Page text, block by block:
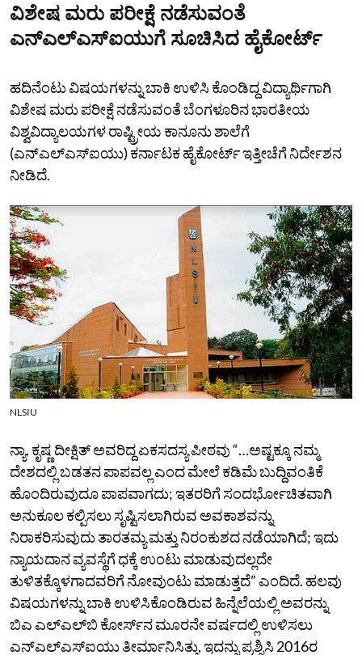
ವಿಶೇಷ ಮರು ಪರೀಕ್ಷೆ ನಡೆಸುವಂತೆ
ಎನ್‌ಎಲ್‌ಎಸ್‌ಐಯುಗೆ ಸೂಚಿಸಿದ ಹೈಕೋರ್ಟ್‌
ಹದಿನೆಂಟು ವಿಷಯಗಳನ್ನು ಬಾಕಿ ಉಳಿಸಿ ಕೊಂಡಿದ್ದ ವಿದ್ಯಾರ್ಥಿಗಾಗಿ
ವಿಶೇಷ ಮರು ಪರೀಕ್ಷೆ ನಡೆಸುವಂತೆ ಬೆಂಗಳೂರಿನ ಭಾರತೀಯ
ವಿಶ್ವವಿದ್ಯಾಲಯಗಳ ರಾಷ್ಟ್ರೀಯ ಕಾನೂನು ಶಾಲೆಗೆ
(ಎನ್‌ಎಲ್‌ಎಸ್‌ಐಯು) ಕರ್ನಾಟಕ ಹೈಕೋರ್ಟ್‌ ಇತ್ತೀಚೆಗೆ ನಿರ್ದೇಶನ
ನೀಡಿದೆ.
NLSIU
ನ್ಯಾ. ಕೃಷ್ಣ ದೀಕ್ಷಿತ್‌ ಅವರಿದ್ದ ಏಕಸದಸ್ಯ ಪೀಠವು “…ಅಷ್ಟಕ್ಕೂ ನಮ್ಮ
ದೇಶದಲ್ಲಿ ಬಡತನ ಪಾಪವಲ್ಲ ಎಂದ ಮೇಲೆ ಕಡಿಮೆ ಬುದ್ದಿವಂತಿಕೆ
ಹೊಂದಿರುವುದೂ ಪಾಪವಾಗದು; ಇತರರಿಗೆ ಸಂದರ್ಭೋಚಿತವಾಗಿ
ಅನುಕೂಲ ಕಲ್ಪಿಸಲು ಸೃಷ್ಟಿಸಲಾಗಿರುವ ಅವಕಾಶವನ್ನು
ನಿರಾಕರಿಸುವುದು ತಾರತಮ್ಯ ಮತ್ತು ನಿರಂಕುಶದ ನಡೆಯಾಗಿದೆ; ಇದು
ನ್ಯಾಯದಾನ ವ್ಯವಸ್ಥೆಗೆ ಧಕ್ಕೆ ಉಂಟು ಮಾಡುವುದಲ್ಲದೇ
ತುಳಿತಕ್ಕೊಳಗಾದವರಿಗೆ ನೋವುಂಟು ಮಾಡುತ್ತದೆ” ಎಂದಿದೆ. ಹಲವು
ವಿಷಯಗಳನ್ನು ಬಾಕಿ ಉಳಿಸಿಕೊಂಡಿರುವ ಹಿನ್ನೆಲೆಯಲ್ಲಿ ಅವರನ್ನು
ಬಿಎ ಎಲ್‌ಎಲ್‌ಬಿ ಕೋರ್ಸ್‌ನ ಮೂರನೇ ವರ್ಷದಲ್ಲಿ ಉಳಿಸಲು
ಎನ್‌ಎಲ್‌ಎಸ್‌ಐಯು ತೀರ್ಮಾನಿಸಿತ್ತು, ಇದನ್ನು ಪ್ರಶ್ನಿಸಿ 2016ರ